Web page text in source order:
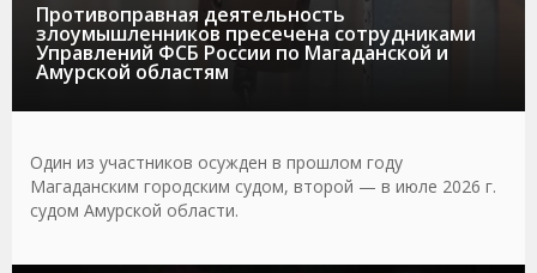
Противоправная деятельность
злоумышленников пресечена сотрудниками
Управлений ФСБ России по Магаданской и
Амурской областям
Один из участников осужден в прошлом году
Магаданским городским судом, второй — в июле 2026 г.
судом Амурской области.